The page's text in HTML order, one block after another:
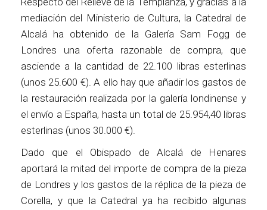
mediación del Ministerio de Cultura, la Catedral de
Alcalá ha obtenido de la Galería Sam Fogg de
Londres una oferta razonable de compra, que
asciende a la cantidad de 22.100 libras esterlinas
(unos 25.600 €). A ello hay que añadir los gastos de
la restauración realizada por la galería londinense y
el envío a España, hasta un total de 25.954,40 libras
esterlinas (unos 30.000 €).
Dado que el Obispado de Alcalá de Henares
aportará la mitad del importe de compra de la pieza
de Londres y los gastos de la réplica de la pieza de
Corella, y que la Catedral ya ha recibido algunas